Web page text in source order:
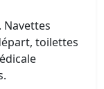
toilettes